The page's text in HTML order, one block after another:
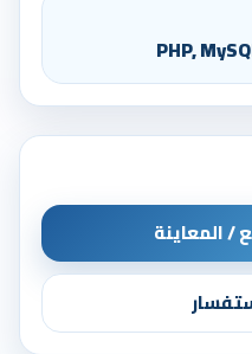
PHP,
المعاينة